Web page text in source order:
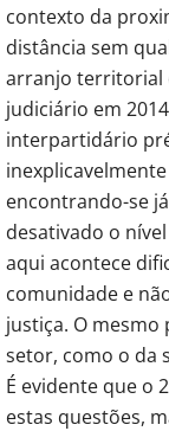
contexto da
distância sem
arranjo territorial
judiciário em
interpartidário
encontrando-se
desativado o
aqui acontece
comunidade e
justiça. O
setor, como o da
É evidente que o
estas questões,